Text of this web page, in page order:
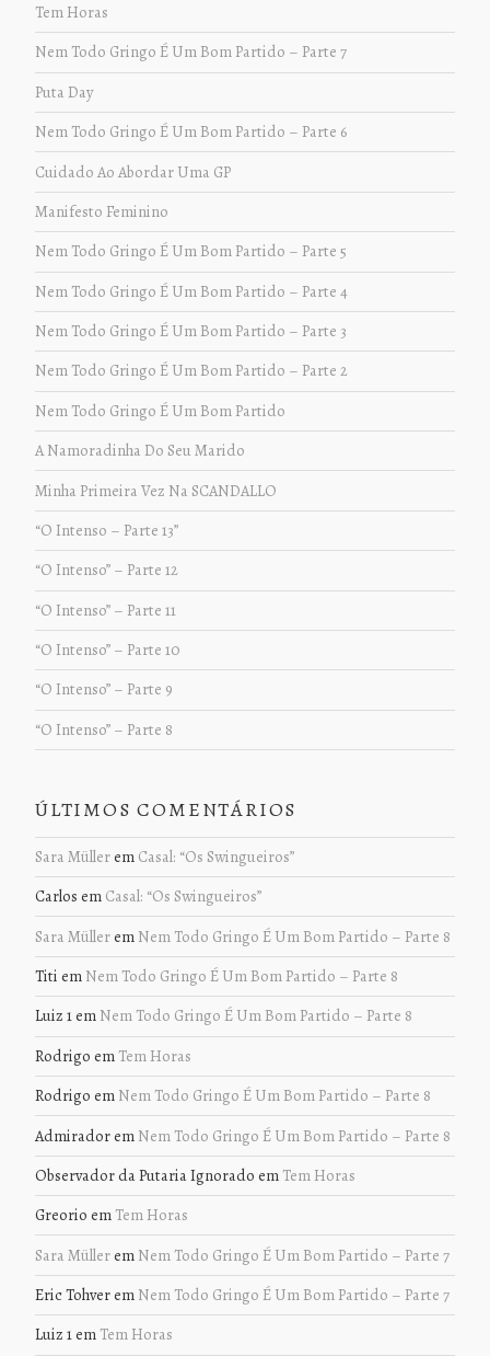
Tem Horas
Nem Todo Gringo É Um Bom Partido – Parte 7
Puta Day
Nem Todo Gringo É Um Bom Partido – Parte 6
Cuidado Ao Abordar Uma GP
Manifesto Feminino
Nem Todo Gringo É Um Bom Partido – Parte 5
Nem Todo Gringo É Um Bom Partido – Parte 4
Nem Todo Gringo É Um Bom Partido – Parte 3
Nem Todo Gringo É Um Bom Partido – Parte 2
Nem Todo Gringo É Um Bom Partido
A Namoradinha Do Seu Marido
Minha Primeira Vez Na SCANDALLO
“O Intenso – Parte 13”
“O Intenso” – Parte 12
“O Intenso” – Parte 11
“O Intenso” – Parte 10
“O Intenso” – Parte 9
“O Intenso” – Parte 8
ÚLTIMOS COMENTÁRIOS
Sara Müllerem Casal: “Os Swingueiros”
Carlos em Casal: “Os Swingueiros”
Sara Müllerem Nem Todo Gringo É Um Bom Partido – Parte 8
Titi em Nem Todo Gringo É Um Bom Partido – Parte 8
Luiz 1em Nem Todo Gringo É Um Bom Partido – Parte 8
Rodrigo em Tem Horas
Rodrigo em Nem Todo Gringo É Um Bom Partido – Parte 8
Admiradorem Nem Todo Gringo É Um Bom Partido – Parte 8
Observador da Putaria Ignorado em Tem Horas
Greorio em Tem Horas
Sara Müllerem Nem Todo Gringo É Um Bom Partido – Parte 7
Eric Tohverem Nem Todo Gringo É Um Bom Partido – Parte 7
Luiz 1em Tem Horas